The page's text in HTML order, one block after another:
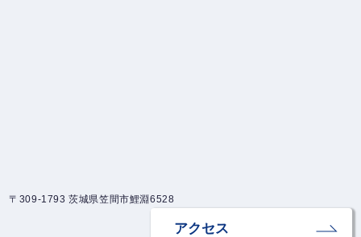
〒309-1793 茨城県笠間市鯉淵6528
アクセス